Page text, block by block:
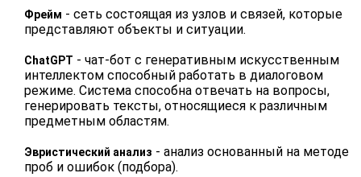
Фрейм - сеть состоящая из узлов и связей, которые
представляют объекты и ситуации.
ChatGPT - чат-бот с генеративным искусственным
интеллектом способный работать в диалоговом
режиме. Система способна отвечать на вопросы,
генерировать тексты, относящиеся к различным
предметным областям.
Эвристический анализ - анализ основанный на методе
проб и ошибок (подбора).